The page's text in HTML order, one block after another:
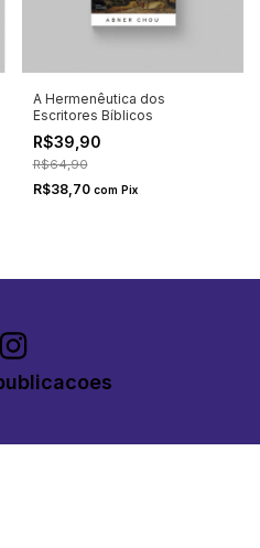
A Hermenêutica dos
Escritores Bíblicos
R$39,90
R$64,90
R$38,70 com Pix